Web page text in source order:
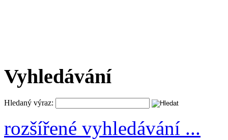
Vyhledávání
Hledaný výraz:
rozšířené vyhledávání ...